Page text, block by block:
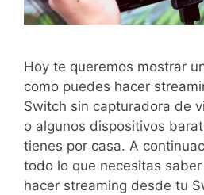
Hoy te queremos mostrar
como puedes hacer
Switch sin capturadora de
o algunos dispositivos
tienes por casa. A
todo lo que necesitas
hacer streaming desde tu